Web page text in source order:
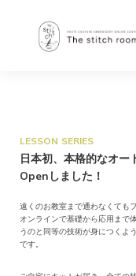
LESSON SERIES
日本初、本格的なオー
Openしました！
遠くのお教室まで通わなくても
オンラインで基礎から応用まで
うのと同等の技術が身につくよ
です。